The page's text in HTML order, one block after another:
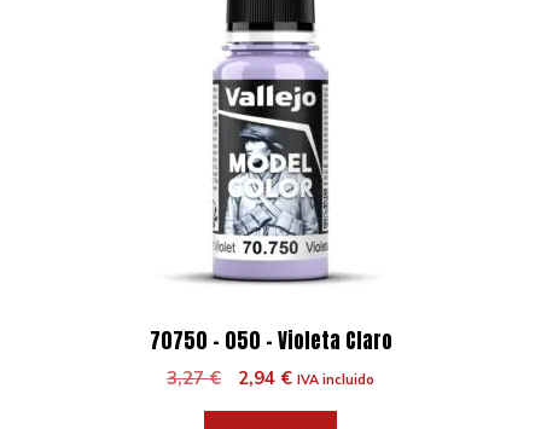
70750 – 050 – Violeta Claro
3,27€
El
2,94 €ElIVA incluido